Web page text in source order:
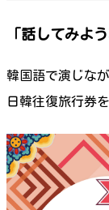
「話してみよ
韓国語で演じな
日韓往復旅行券